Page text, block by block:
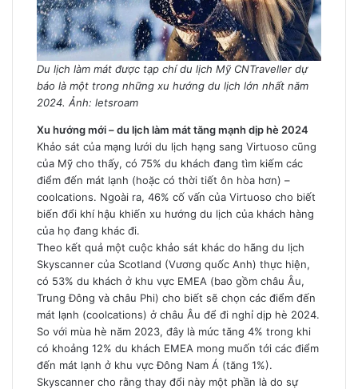
Du lịch làm mát được tạp chí du lịch Mỹ CNTraveller dự
báo là một trong những xu hướng du lịch lớn nhất năm
2024. Ảnh: letsroam
Xu hướng mới – du lịch làm mát tăng mạnh dịp hè 2024
Khảo sát của mạng lưới du lịch hạng sang Virtuoso cũng
của Mỹ cho thấy, có 75% du khách đang tìm kiếm các
điểm đến mát lạnh (hoặc có thời tiết ôn hòa hơn) –
coolcations. Ngoài ra, 46% cố vấn của Virtuoso cho biết
biến đổi khí hậu khiến xu hướng du lịch của khách hàng
của họ đang khác đi.
Theo kết quả một cuộc khảo sát khác do hãng du lịch
Skyscanner của Scotland (Vương quốc Anh) thực hiện,
có 53% du khách ở khu vực EMEA (bao gồm châu Âu,
Trung Đông và châu Phi) cho biết sẽ chọn các điểm đến
mát lạnh (coolcations) ở châu Âu để đi nghỉ dịp hè 2024.
So với mùa hè năm 2023, đây là mức tăng 4% trong khi
có khoảng 12% du khách EMEA mong muốn tới các điểm
đến mát lạnh ở khu vực Đông Nam Á (tăng 1%).
Skyscanner cho rằng thay đổi này một phần là do sự